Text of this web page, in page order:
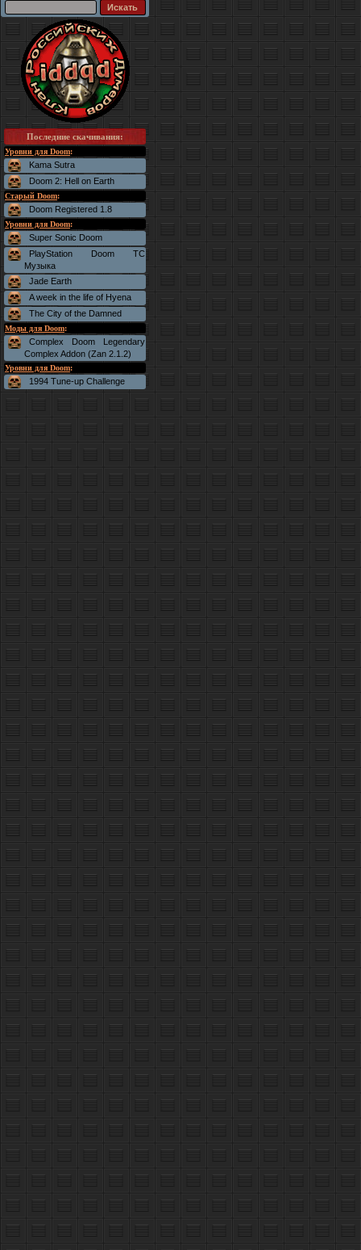
Последние скачивания:
Уровни для Doom:
Kama Sutra
Doom 2: Hell on Earth
Старый Doom:
Doom Registered 1.8
Уровни для Doom:
Super Sonic Doom
PlayStation Doom TC
Музыка
Jade Earth
A week in the life of Hyena
The City of the Damned
Моды для Doom:
Complex Doom Legendary
Complex Addon (Zan 2.1.2)
Уровни для Doom:
1994 Tune-up Challenge